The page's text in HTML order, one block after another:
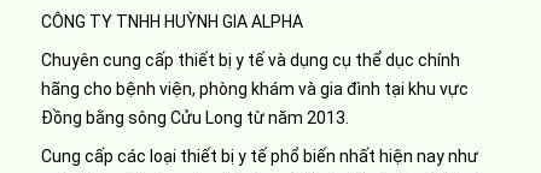
CÔNG TY TNHH HUỲNH GIA ALPHA
Chuyên cung cấp thiết bị y tế và dụng cụ thể dục chính
hãng cho bệnh viện, phòng khám và gia đình tại khu vực
Đồng bằng sông Cửu Long từ năm 2013.
Cung cấp các loại thiết bị y tế phổ biến nhất hiện nay như